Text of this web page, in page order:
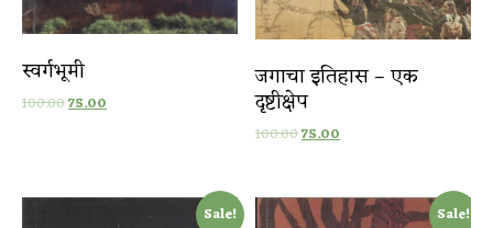
स्वर्गभूमी
100.0075.00
जगाचा इतिहास – एक
दृष्टीक्षेप
100.0075.00
Sale! Sale!